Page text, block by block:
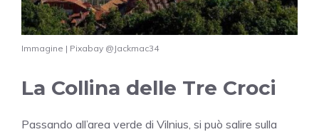
Immagine | Pixabay @Jackmac34
La Collina delle Tre Croci
Passando all’area verde di Vilnius, si può salire sulla